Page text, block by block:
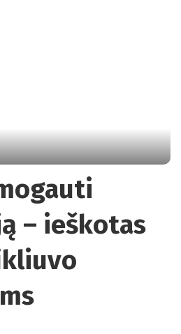
– ieškotas